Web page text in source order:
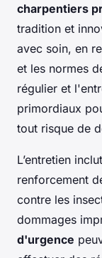
charpentiers
tradition et
avec soin, en
et les normes
régulier et
primordiaux
tout risque de
L’entretien
renforcement
contre les
dommages
d'urgence